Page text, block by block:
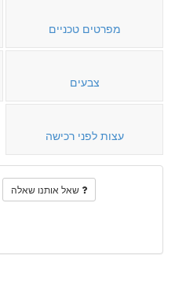
מפרטים טכניים
צבעים
עצות לפני רכישה
שאל אותנו שאלה